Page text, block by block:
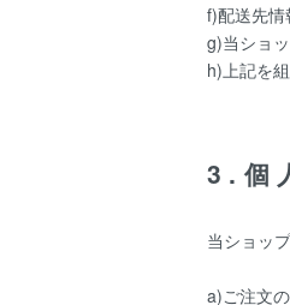
f)配送先情
g)当ショ
h)上記を
3.個
当ショッ
a)ご注文